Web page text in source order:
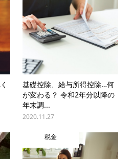
基礎控除、給与所得控除…何
が変わる？ 令和2年分以降の
年末調...
2020.11.27
税金